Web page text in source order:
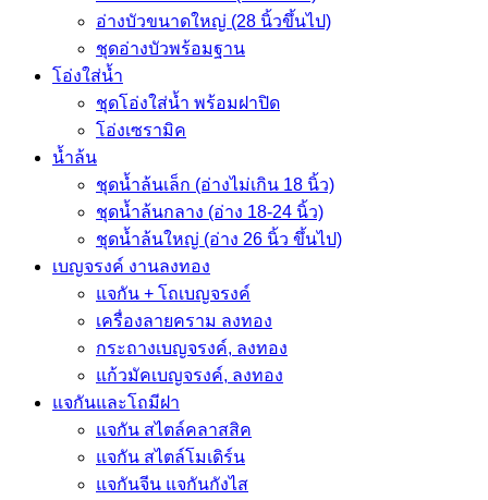
อ่างบัวขนาดใหญ่ (28 นิ้วขึ้นไป)
ชุดอ่างบัวพร้อมฐาน
โอ่งใส่น้ำ
ชุดโอ่งใส่น้ำ พร้อมฝาปิด
โอ่งเซรามิค
น้ำล้น
ชุดน้ำล้นเล็ก (อ่างไม่เกิน 18 นิ้ว)
ชุดน้ำล้นกลาง (อ่าง 18-24 นิ้ว)
ชุดน้ำล้นใหญ่ (อ่าง 26 นิ้ว ขึ้นไป)
เบญจรงค์ งานลงทอง
แจกัน + โถเบญจรงค์
เครื่องลายคราม ลงทอง
กระถางเบญจรงค์, ลงทอง
แก้วมัคเบญจรงค์, ลงทอง
แจกันและโถมีฝา
แจกัน สไตล์คลาสสิค
แจกัน สไตล์โมเดิร์น
แจกันจีน แจกันกังไส